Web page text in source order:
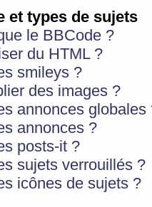
et types de sujets
le BBCode ?
du HTML ?
smileys ?
des images ?
annonces globales
annonces ?
posts-it ?
sujets verrouillés ?
icônes de sujets ?